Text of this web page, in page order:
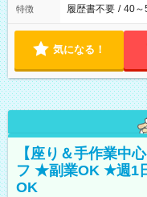
特徴 履歴書不要 / 40～
気になる！
【座り＆手作業中
フ ★副業OK ★週1
OK